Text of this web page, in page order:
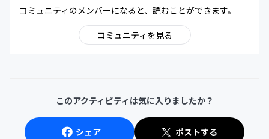
コミュニティのメンバーになると、読むことができます。
コミュニティを見る
このアクティビティは気に入りましたか？
シェア ポストする